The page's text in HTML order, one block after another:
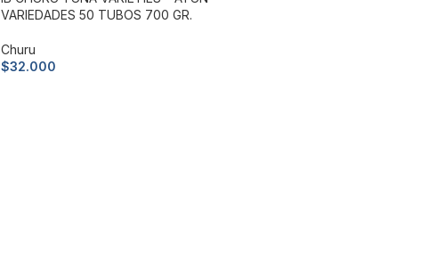
VARIEDADES 50 TUBOS 700 GR.
Churu
$32.000